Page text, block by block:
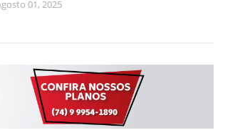
01, 2025